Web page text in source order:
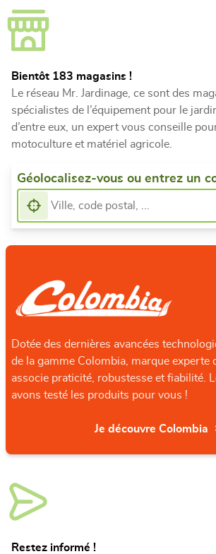
Bientôt 183 magasins !
Le réseau Mr. Jardinage, ce sont des
spécialistes de l’équipement pour le
d’entre eux, un expert vous conseille
motoculture et matériel agricole.
Géolocalisez-vous ou entrez un
Dotée des dernières avancées
de la gamme Colombia, marque experte
associe praticité, robustesse et fiabilité.
avons testé les produits pour vous !
Je découvre Colombia
Restez informé !